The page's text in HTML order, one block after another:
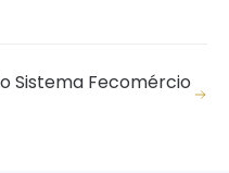
Sistema Fecomércio